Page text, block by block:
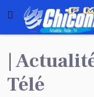
|
Télé